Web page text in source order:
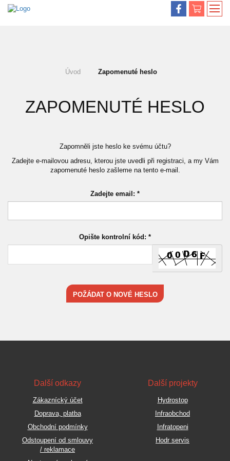
Úvod Zapomenuté heslo
ZAPOMENUTÉ HESLO
Zapomněli jste heslo ke svému účtu?
Zadejte e-mailovou adresu, kterou jste uvedli při registraci, a my Vám
zapomenuté heslo zašleme na tento e-mail.
Zadejte email: *
Opište kontrolní kód: *
Další odkazy
Zákaznícký účet
Doprava, platba
Obchodní podmínky
Odstoupení od smlouvy
/ reklamace
Další projekty
Hydrostop
Infraobchod
Infratopeni
Hodr servis